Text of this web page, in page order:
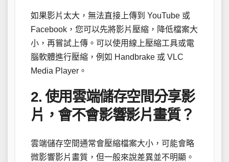
如果影片太大，無法直接上傳到 YouTube 或
Facebook，您可以先將影片壓縮，降低檔案大
小，再嘗試上傳。可以使用線上壓縮工具或電
腦軟體進行壓縮，例如 Handbrake 或 VLC
Media Player。
2. 使用雲端儲存空間分享影
片，會不會影響影片畫質？
雲端儲存空間通常會壓縮檔案大小，可能會略
微影響影片畫質，但一般來說差異並不明顯。